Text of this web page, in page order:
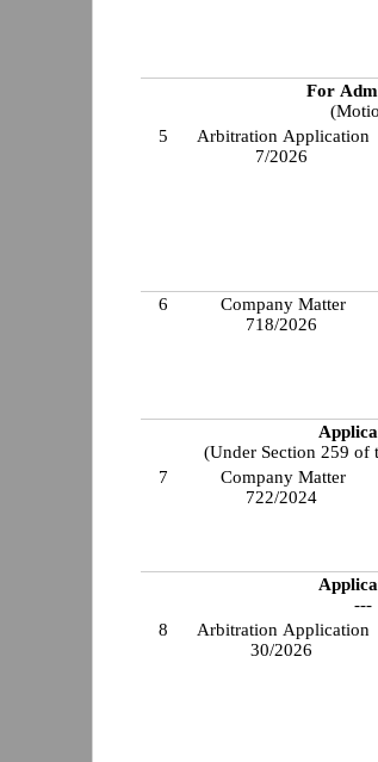
For
5
Arbitration Application
7/2026
6
Company Matter
718/2026
(Under Section 259 of
7
Company Matter
722/2024
---
8
Arbitration Application
30/2026